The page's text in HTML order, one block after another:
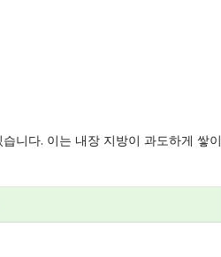
니다. 이는 내장 지방이 과도하게 쌓이